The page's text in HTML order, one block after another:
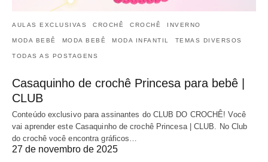
AULAS EXCLUSIVAS CROCHÊ CROCHÊ INVERNO
MODA BEBÊ MODA BEBÊ MODA INFANTIL TEMAS DIVERSOS
TODAS AS POSTAGENS
Casaquinho de crochê Princesa para bebê |
CLUB
Conteúdo exclusivo para assinantes do CLUB DO CROCHÊ! Você
vai aprender este Casaquinho de crochê Princesa | CLUB. No Club
do crochê você encontra gráficos…
27 de novembro de 2025